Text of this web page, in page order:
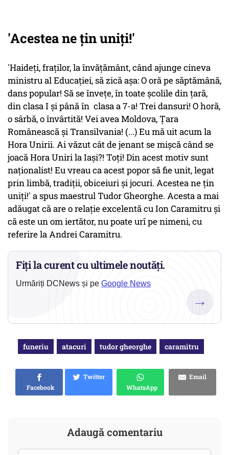
'Acestea ne țin uniți!'
'Haideți, fraților, la învățământ, când ajunge cineva
ministru al Educației, să zică așa:O oră pe săptămână,
dans popular! Să se învețe, în toate școlile din țară,
din clasa I și până în clasa a 7-a! Trei dansuri! O horă,
o sârbă, o învârtită! Vei avea Moldova, Țara
Românească și Transilvania! (...) Eu mă uit acum la
Hora Unirii. Ai văzut cât de jenant se mișcă când se
joacă Hora Uniri la Iași?! Toți! Din acest motiv sunt
naționalist! Eu vreau ca acest popor să fie unit, legat
prin limbă, tradiții, obiceiuri și jocuri. Acestea ne țin
uniți!' a spus maestrul Tudor Gheorghe. Acesta a mai
adăugat că are o relație excelentă cu Ion Caramitru și
că este un om iertător, nu poate urî pe nimeni, cu
referire la Andrei Caramitru.
Fiți la curent cu ultimele noutăți.
Urmăriți DCNews și pe Google News
→
funeriu atacuri tudor gheorghe caramitru
Facebook
Twitter
WhatsApp
Email
Adaugă comentariu